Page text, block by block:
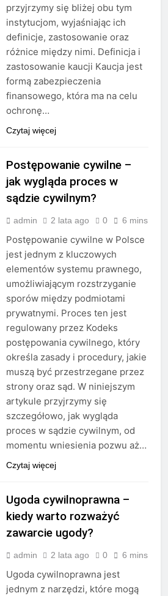
przyjrzymy się bliżej obu tym
instytucjom, wyjaśniając ich
definicje, zastosowanie oraz
różnice między nimi. Definicja i
zastosowanie kaucji Kaucja jest
formą zabezpieczenia
finansowego, która ma na celu
ochronę…
Czytaj więcej
Postępowanie cywilne –
jak wygląda proces w
sądzie cywilnym?
admin 2 lata ago 0 6 mins
Postępowanie cywilne w Polsce
jest jednym z kluczowych
elementów systemu prawnego,
umożliwiającym rozstrzyganie
sporów między podmiotami
prywatnymi. Proces ten jest
regulowany przez Kodeks
postępowania cywilnego, który
określa zasady i procedury, jakie
muszą być przestrzegane przez
strony oraz sąd. W niniejszym
artykule przyjrzymy się
szczegółowo, jak wygląda
proces w sądzie cywilnym, od
momentu wniesienia pozwu aż…
Czytaj więcej
Ugoda cywilnoprawna –
kiedy warto rozważyć
zawarcie ugody?
admin 2 lata ago 0 6 mins
Ugoda cywilnoprawna jest
jednym z narzędzi, które mogą